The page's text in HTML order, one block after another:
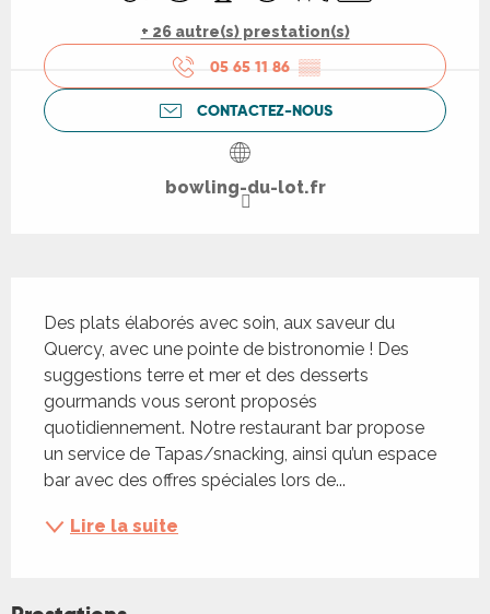
+ 26 autre(s) prestation(s)
05 65 11 86 ▒▒
CONTACTEZ-NOUS
bowling-du-lot.fr
Des plats élaborés avec soin, aux saveur du
Quercy, avec une pointe de bistronomie ! Des
suggestions terre et mer et des desserts
gourmands vous seront proposés
quotidiennement. Notre restaurant bar propose
un service de Tapas/snacking, ainsi qu’un espace
bar avec des offres spéciales lors de...
Lire la suite